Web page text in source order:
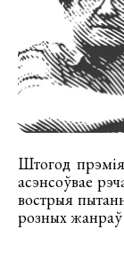
Штогод
асэнсоўвае
вострыя
розных